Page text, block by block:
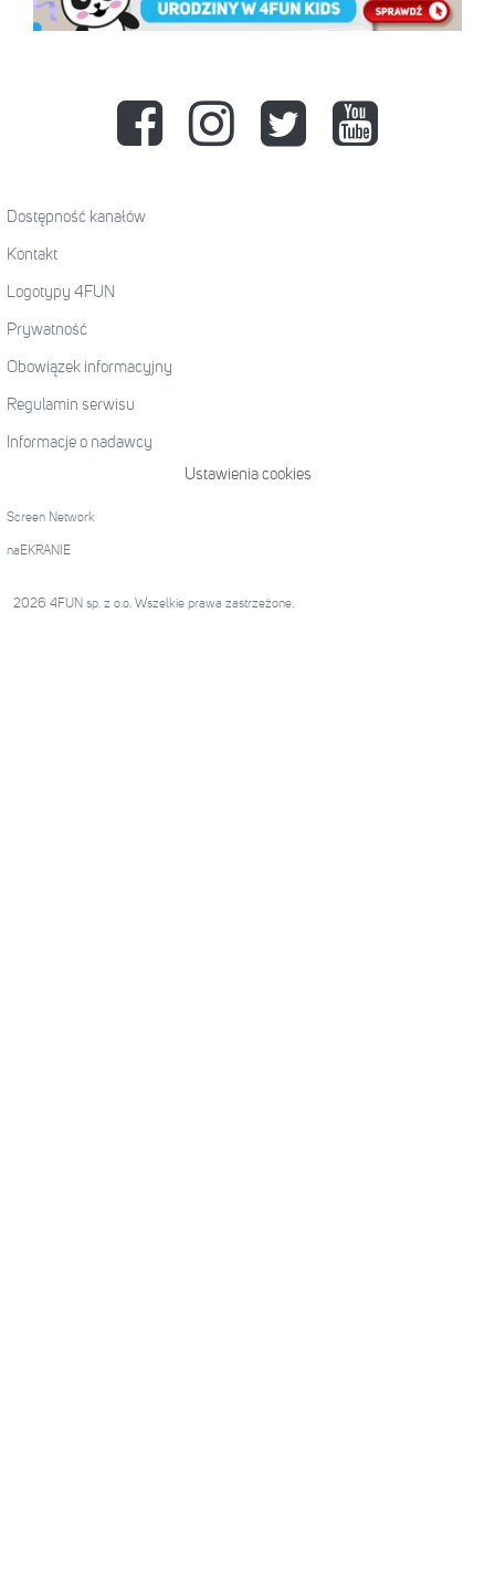
Dostępność kanałów
Kontakt
Logotypy 4FUN
Prywatność
Obowiązek informacyjny
Regulamin serwisu
Informacje o nadawcy
Ustawienia cookies
Screen Network
naEKRANIE
2026 4FUN sp. z o.o. Wszelkie prawa zastrzeżone.